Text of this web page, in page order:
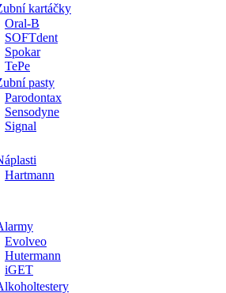
kartáčky
Oral-B
SOFTdent
Spokar
TePe
pasty
Parodontax
Sensodyne
Signal
Hartmann
Evolveo
Hutermann
iGET